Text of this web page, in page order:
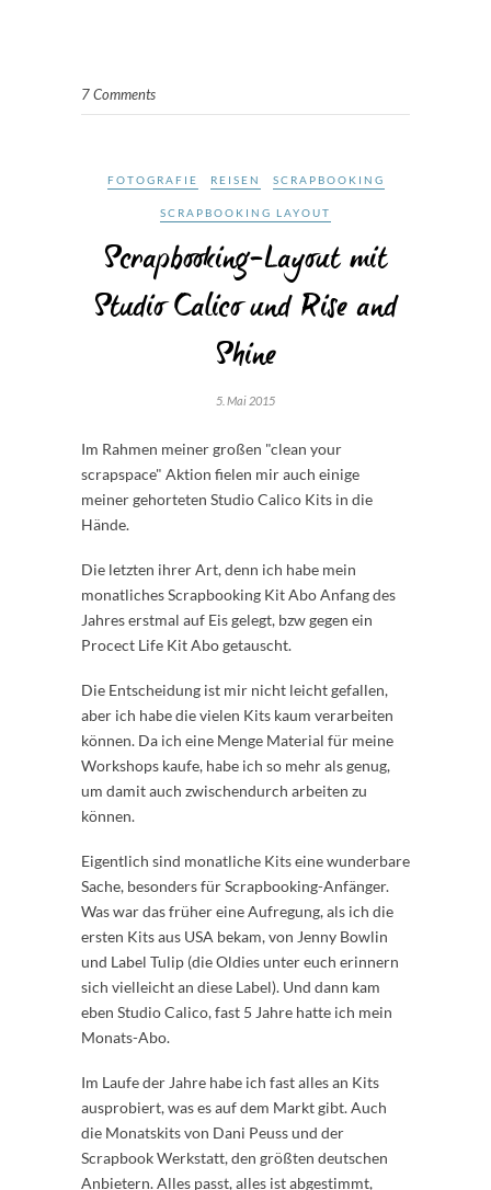
7 Comments
FOTOGRAFIE REISEN SCRAPBOOKING
SCRAPBOOKING LAYOUT
Scrapbooking-Layout mit
Studio Calico und Rise and
Shine
5. Mai 2015
Im Rahmen meiner großen "clean your
scrapspace" Aktion fielen mir auch einige
meiner gehorteten Studio Calico Kits in die
Hände.
Die letzten ihrer Art, denn ich habe mein
monatliches Scrapbooking Kit Abo Anfang des
Jahres erstmal auf Eis gelegt, bzw gegen ein
Procect Life Kit Abo getauscht.
Die Entscheidung ist mir nicht leicht gefallen,
aber ich habe die vielen Kits kaum verarbeiten
können. Da ich eine Menge Material für meine
Workshops kaufe, habe ich so mehr als genug,
um damit auch zwischendurch arbeiten zu
können.
Eigentlich sind monatliche Kits eine wunderbare
Sache, besonders für Scrapbooking-Anfänger.
Was war das früher eine Aufregung, als ich die
ersten Kits aus USA bekam, von Jenny Bowlin
und Label Tulip (die Oldies unter euch erinnern
sich vielleicht an diese Label). Und dann kam
eben Studio Calico, fast 5 Jahre hatte ich mein
Monats-Abo.
Im Laufe der Jahre habe ich fast alles an Kits
ausprobiert, was es auf dem Markt gibt. Auch
die Monatskits von Dani Peuss und der
Scrapbook Werkstatt, den größten deutschen
Anbietern. Alles passt, alles ist abgestimmt,